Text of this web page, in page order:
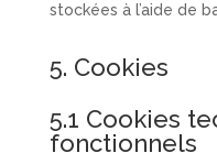
stockées à l’aide de
5. Cookies
5.1 Cookies
fonctionnels